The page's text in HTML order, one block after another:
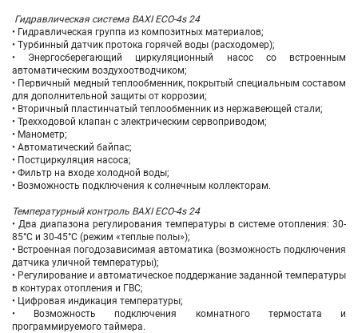
Гидравлическая система BAXI ECO-4s 24
• Гидравлическая группа из композитных материалов;
• Турбинный датчик протока горячей воды (расходомер);
• Энергосберегающий циркуляционный насос со встроенным
автоматическим воздухоотводчиком;
• Первичный медный теплообменник, покрытый специальным составом
для дополнительной защиты от коррозии;
• Вторичный пластинчатый теплообменник из нержавеющей стали;
• Трехходовой клапан с электрическим сервоприводом;
• Манометр;
• Автоматический байпас;
• Постциркуляция насоса;
• Фильтр на входе холодной воды;
• Возможность подключения к солнечным коллекторам.
Температурный контроль BAXI ECO-4s 24
• Два диапазона регулирования температуры в системе отопления: 30-
85°С и 30-45°С (режим «теплые полы»);
• Встроенная погодозависимая автоматика (возможность подключения
датчика уличной температуры);
• Регулирование и автоматическое поддержание заданной температуры
в контурах отопления и ГВС;
• Цифровая индикация температуры;
• Возможность подключения комнатного термостата и
программируемого таймера.